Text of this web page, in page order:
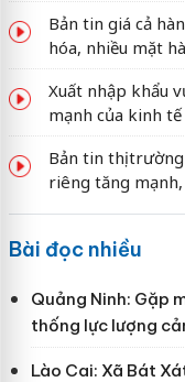
Bản tin giá cả
hóa, nhiều mặt
Xuất nhập khẩu
mạnh của kinh
Bản tin thị
riêng tăng
Bài đọc nhiều
Quảng Ninh: Gặp
thống lực lượng
Lào Cai: Xã Bát